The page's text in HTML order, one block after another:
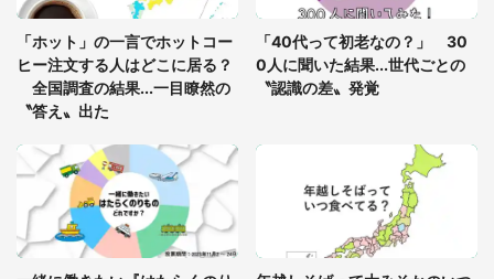
「ゾワゾワする」「本当に気持ち悪い」 道端でバ
グっちゃってた〝野生の野菜〟に6.5万人戦慄
「ホット」の一言でホットコー
ヒー注文する人はどこに居る？
全国調査の結果...一目瞭然の
〝答え〟出た
「40代って初老なの？」 30
0人に聞いた結果...世代ごとの
〝認識の差〟発覚